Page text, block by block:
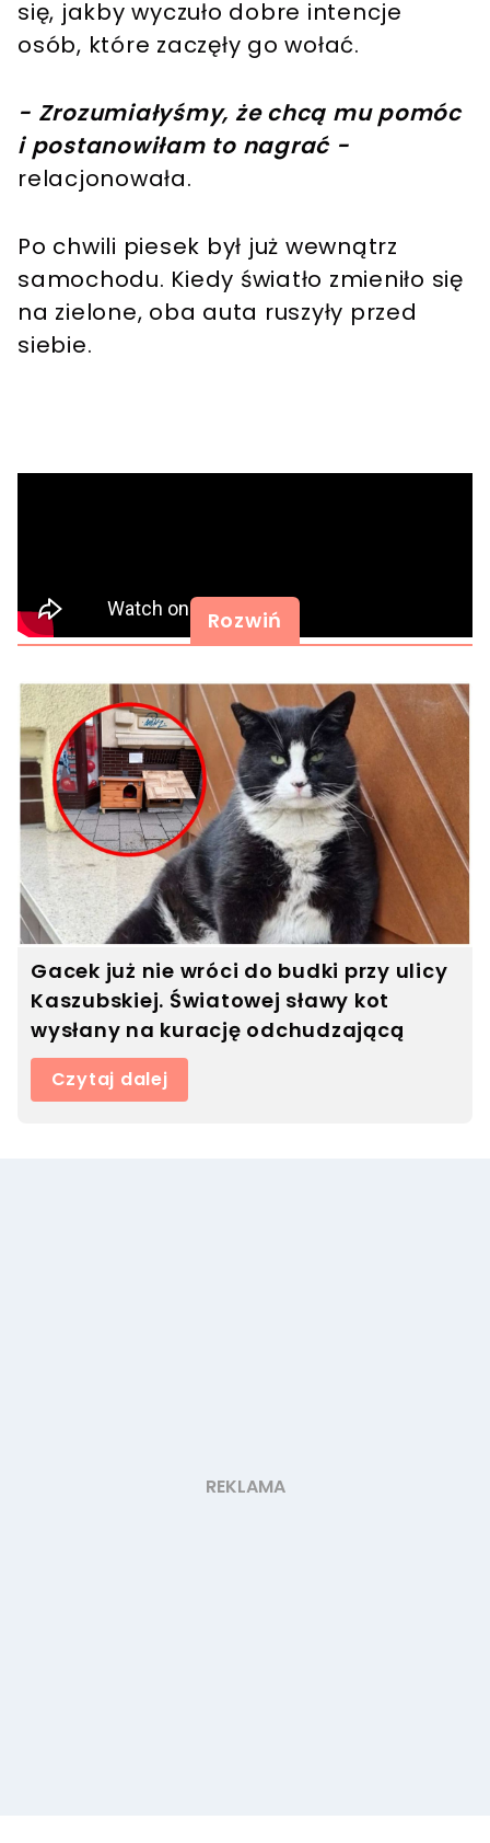
się, jakby wyczuło dobre intencje
osób, które zaczęły go wołać.
- Zrozumiałyśmy, że chcą mu pomóc
i postanowiłam to nagrać -
relacjonowała.
Po chwili piesek był już wewnątrz
samochodu. Kiedy światło zmieniło się
na zielone, oba auta ruszyły przed
siebie.
Rozwiń
Gacek już nie wróci do budki przy ulicy
Kaszubskiej. Światowej sławy kot
wysłany na kurację odchudzającą
Czytaj dalej